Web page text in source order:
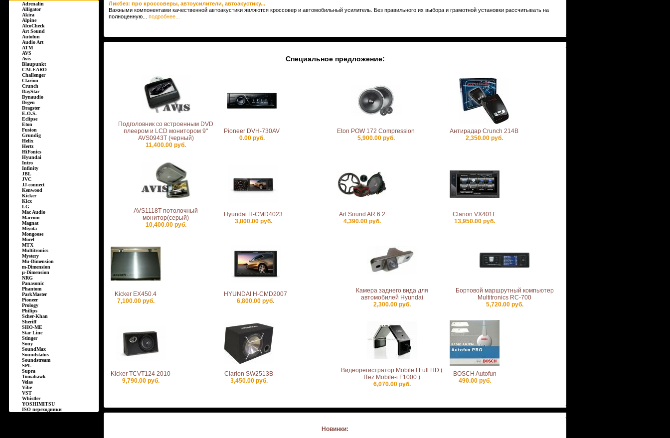
Adrenalin
Alligator
Akira
Alpine
AlcoCheck
Art Sound
Autofun
Audio Art
ATM
AVS
Avis
Blaupunkt
CALEARO
Challenger
Clarion
Crunch
DayStar
Dynaudio
Degen
Dragster
E.O.S.
Eclipse
Eton
Fusion
Grundig
Helix
Hertz
HiFonics
Hyundai
Intro
Infinity
JBL
JVC
JJ-connect
Kenwood
Kicker
Kicx
LG
Mac Audio
Macrom
Magnat
Miyota
Mongoose
Morel
MTX
Multitronics
Mystery
Mu-Dimension
m-Dimension
µ-Dimension
NRG
Panasonic
Phantom
ParkMaster
Pioneer
Prology
Philips
Scher-Khan
Sheriff
SHO-ME
Star Line
Stinger
Sony
SoundMax
Soundstatus
Soundstream
SPL
Supra
Tomahawk
Velas
Vibe
VST
Whistler
YOSHIMITSU
ISO переходники
Ликбез: про кроссоверы, автоусилители, автоакустику...
Важными компонентами качественной автоакустики являются кроссовер и автомобильный усилитель. Без правильного их выбора и грамотной установки рассчитывать на
полноценную... подробнее...
Специальное предложение:
Подголовник со встроенным DVD
плеером и LCD монитором 9"
AVS0943T (черный)
11,400.00 руб.
Pioneer DVH-730AV
0.00 руб.
Eton POW 172 Compression
5,900.00 руб.
Антирадар Crunch 214B
2,350.00 руб.
AVS1118T потолочный
монитор(серый)
10,400.00 руб.
Hyundai H-CMD4023
3,800.00 руб.
Art Sound AR 6.2
4,390.00 руб.
Clarion VX401E
13,950.00 руб.
Kicker EX450.4
7,100.00 руб.
HYUNDAI H-CMD2007
6,800.00 руб.
Камера заднего вида для
автомобилей Hyundai
2,300.00 руб.
Бортовой маршрутный компьютер
Multitronics RC-700
5,720.00 руб.
Kicker TCVT124 2010
9,790.00 руб.
Clarion SW2513B
3,450.00 руб.
Видеорегистратор Mobile I Full HD (
ITez Mobile-i F1000 )
6,070.00 руб.
BOSCH Autofun
490.00 руб.
Новинки: